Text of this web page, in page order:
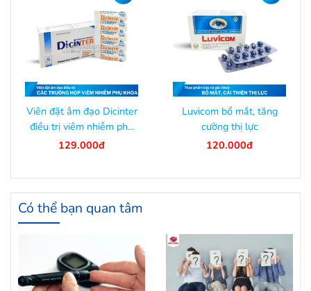
Viên đặt âm đạo Dicinter
điều trị viêm nhiễm phụ
khoa
129.000đ
Luvicom bổ mắt, tăng
cường thị lực
120.000đ
Có thể bạn quan tâm